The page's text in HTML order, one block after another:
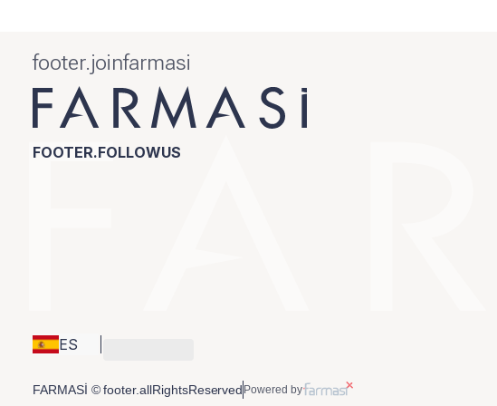
footer.joinfarmasi
FOOTER.FOLLOWUS
ES
FARMASİ © footer.allRightsReserved Powered by